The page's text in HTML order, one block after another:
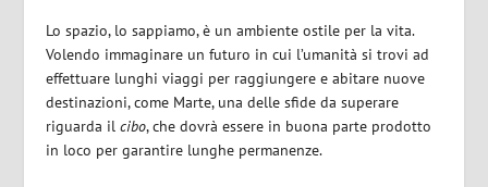
Lo spazio, lo sappiamo, è un ambiente ostile per la vita.
Volendo immaginare un futuro in cui l’umanità si trovi ad
effettuare lunghi viaggi per raggiungere e abitare nuove
destinazioni, come Marte, una delle sfide da superare
riguarda ilcibo, che dovrà essere in buona parte prodotto
in loco per garantire lunghe permanenze.